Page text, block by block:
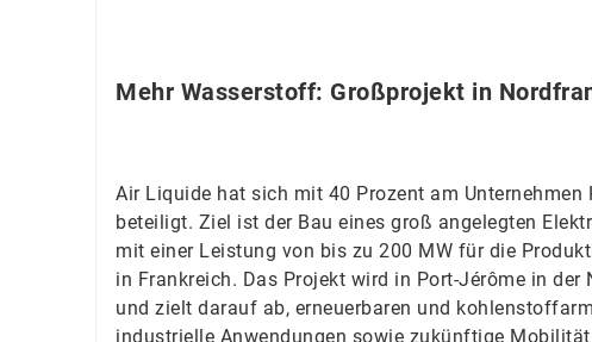
Mehr Wasserstoff: Großprojekt in
Air Liquide hat sich mit 40 Prozent am Unternehmen
beteiligt. Ziel ist der Bau eines groß angelegten
mit einer Leistung von bis zu 200 MW für die
in Frankreich. Das Projekt wird in Port-Jérôme in der
und zielt darauf ab, erneuerbaren und
industrielle Anwendungen sowie zukünftige